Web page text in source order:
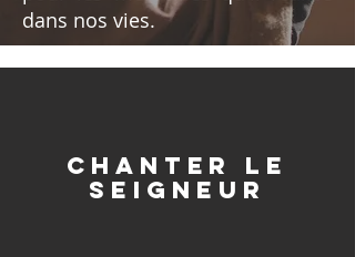
dans nos vies.
Chanter le
Seigneur